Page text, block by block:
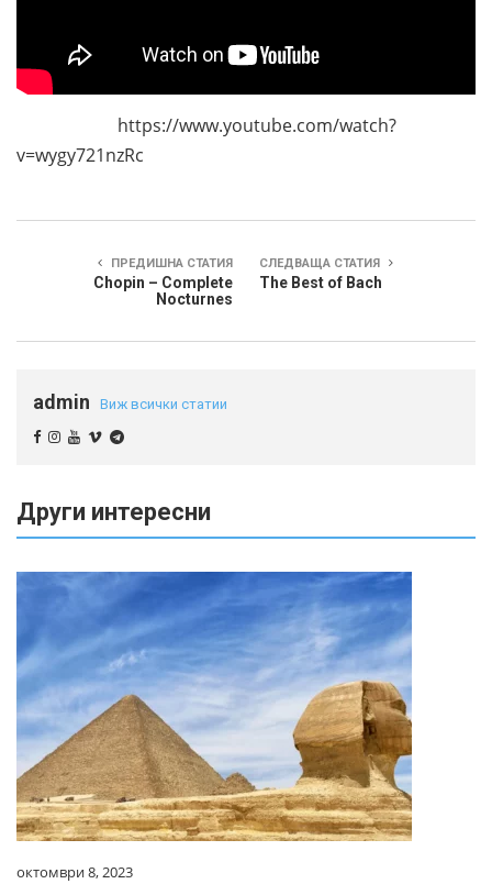
https://www.youtube.com/watch?
v=wygy721nzRc
ПРЕДИШНА СТАТИЯ
Chopin – Complete
Nocturnes
СЛЕДВАЩА СТАТИЯ
The Best of Bach
admin Виж всички статии
Други интересни
октомври 8, 2023